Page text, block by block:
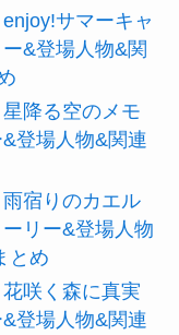
サマーキャ
&登場人物&関
降る空のメモ
登場人物&関連
宿りのカエル
リー&登場人物
とめ
咲く森に真実
登場人物&関連